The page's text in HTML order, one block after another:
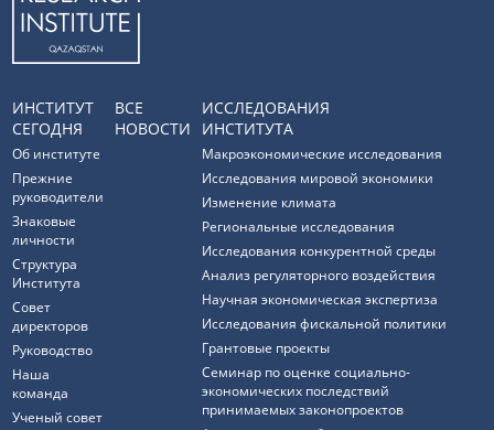
ИНСТИТУТ
СЕГОДНЯ
Об институте
Прежние
руководители
Знаковые
личности
Структура
Института
Совет
директоров
Руководство
Наша
команда
Ученый совет
ВСЕ
НОВОСТИ
ИССЛЕДОВАНИЯ
ИНСТИТУТА
Макроэкономические исследования
Исследования мировой экономики
Изменение климата
Региональные исследования
Исследования конкурентной среды
Анализ регуляторного воздействия
Научная экономическая экспертиза
Исследования фискальной политики
Грантовые проекты
Семинар по оценке социально-
экономических последствий
принимаемых законопроектов